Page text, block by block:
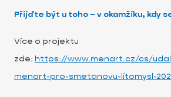
Přijďte být u toho – v okamžiku, kdy
Více o projektu
zde: https://www.menart.cz/cs/
menart-pro-smetanovu-litomysl-